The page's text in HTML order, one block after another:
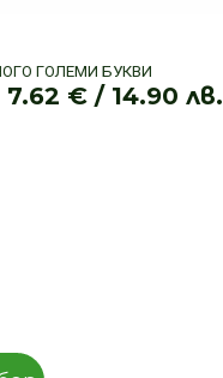
ГОЛЕМИ БУКВИ
7.62 €/ 14.90 лв.
This